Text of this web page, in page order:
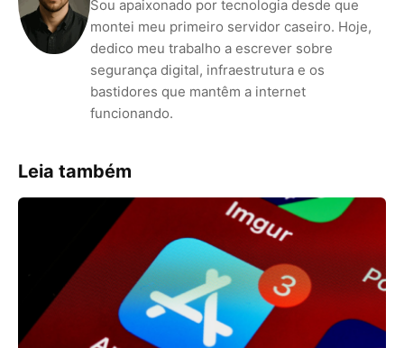
Sou apaixonado por tecnologia desde que
montei meu primeiro servidor caseiro. Hoje,
dedico meu trabalho a escrever sobre
segurança digital, infraestrutura e os
bastidores que mantêm a internet
funcionando.
Leia também